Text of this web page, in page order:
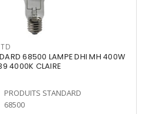
68500 LAMPE DHI MH 400W
4000K CLAIRE
PRODUITS STANDARD
68500